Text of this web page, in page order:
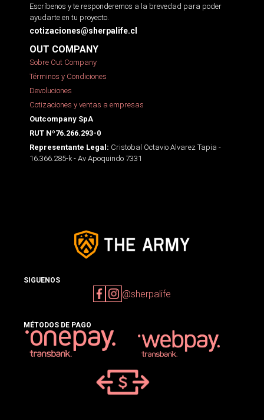
Escríbenos y te responderemos a la brevedad para poder
ayudarte en tu proyecto.
cotizaciones@sherpalife.cl
OUT COMPANY
Sobre Out Company
Términos y Condiciones
Devoluciones
Cotizaciones y ventas a empresas
Outcompany SpA
RUT Nº76.266.293-0
Representante Legal: Cristobal Octavio Alvarez Tapia -
16.366.285-k - Av Apoquindo 7331
SIGUENOS
@sherpalife
MÉTODOS DE PAGO